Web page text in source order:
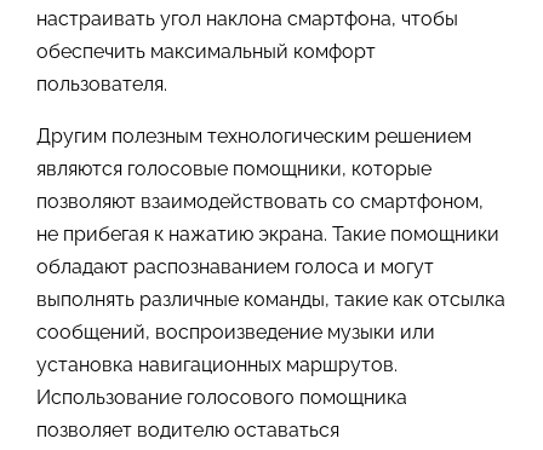
настраивать угол наклона смартфона, чтобы
обеспечить максимальный комфорт
пользователя.
Другим полезным технологическим решением
являются голосовые помощники, которые
позволяют взаимодействовать со смартфоном,
не прибегая к нажатию экрана. Такие помощники
обладают распознаванием голоса и могут
выполнять различные команды, такие как отсылка
сообщений, воспроизведение музыки или
установка навигационных маршрутов.
Использование голосового помощника
позволяет водителю оставаться